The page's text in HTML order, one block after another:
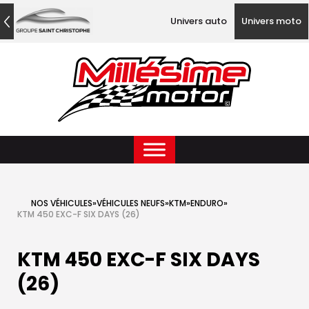
Univers auto Univers moto
NOS VÉHICULES»VÉHICULES NEUFS»KTM»ENDURO»
KTM 450 EXC-F SIX DAYS (26)
KTM 450 EXC-F SIX DAYS
(26)